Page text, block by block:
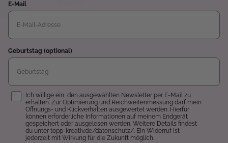
E-Mail
Geburtstag (optional)
Einwilligung
Ich willige ein, den ausgewählten Newsletter per E-Mail zu
erhalten. Zur Optimierung und Reichweitenmessung darf mein
Öffnungs- und Klickverhalten ausgewertet werden. Hierfür
können erforderliche Informationen auf meinem Endgerät
gespeichert oder ausgelesen werden. Weitere Details findest
du unter topp-kreativ.de/datenschutz/. Ein Widerruf ist
jederzeit mit Wirkung für die Zukunft möglich.